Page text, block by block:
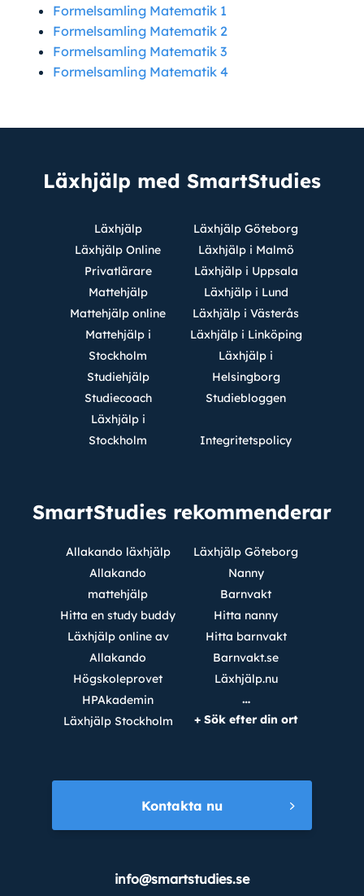
Formelsamling Matematik 1
Formelsamling Matematik 2
Formelsamling Matematik 3
Formelsamling Matematik 4
Läxhjälp med SmartStudies
Läxhjälp
Läxhjälp Online
Privatlärare
Mattehjälp
Mattehjälp online
Mattehjälp i
Stockholm
Studiehjälp
Studiecoach
Läxhjälp i
Stockholm
Läxhjälp Göteborg
Läxhjälp i Malmö
Läxhjälp i Uppsala
Läxhjälp i Lund
Läxhjälp i Västerås
Läxhjälp i Linköping
Läxhjälp i
Helsingborg
Studiebloggen
Integritetspolicy
SmartStudies rekommenderar
Allakando läxhjälp
Allakando
mattehjälp
Hitta en study buddy
Läxhjälp online av
Allakando
Högskoleprovet
HPAkademin
Läxhjälp Stockholm
Läxhjälp Göteborg
Nanny
Barnvakt
Hitta nanny
Hitta barnvakt
Barnvakt.se
Läxhjälp.nu
…
+ Sök efter din ort
info@smartstudies.se
Kontakta nu